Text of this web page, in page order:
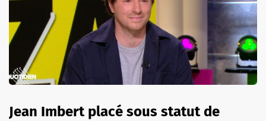
Jean Imbert placé sous statut de